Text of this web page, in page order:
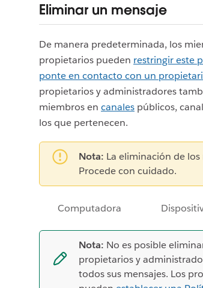
Eliminar un mensaje
De manera predeterminada, los
propietarios pueden restringir este
ponte en contacto con un
propietarios y administradores
miembros en canales públicos,
los que pertenecen.
Nota: La eliminación de
Procede con cuidado.
Computadora
Nota: No es posible
propietarios y
todos sus mensajes. Los